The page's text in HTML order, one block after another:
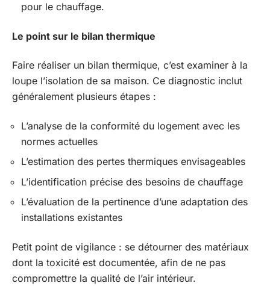
pour le chauffage.
Le point sur le bilan thermique
Faire réaliser un bilan thermique, c’est examiner à la
loupe l’isolation de sa maison. Ce diagnostic inclut
généralement plusieurs étapes :
L’analyse de la conformité du logement avec les
normes actuelles
L’estimation des pertes thermiques envisageables
L’identification précise des besoins de chauffage
L’évaluation de la pertinence d’une adaptation des
installations existantes
Petit point de vigilance : se détourner des matériaux
dont la toxicité est documentée, afin de ne pas
compromettre la qualité de l’air intérieur.